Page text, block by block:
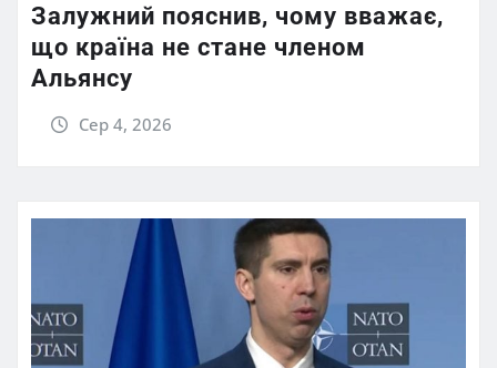
Залужний пояснив, чому вважає,
що країна не стане членом
Альянсу
Сер 4, 2026